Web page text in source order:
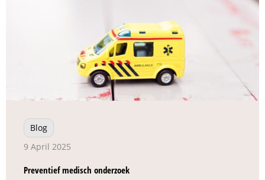
Blog
9 April 2025
Preventief medisch onderzoek